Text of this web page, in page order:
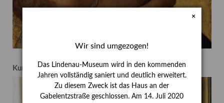
Kunstvermittlung
×
Wir sind umgezogen!
Das Lindenau-Museum wird in den kommenden
Jahren vollständig saniert und deutlich erweitert.
Zu diesem Zweck ist das Haus an der
Gabelentzstraße geschlossen. Am 14. Juli 2020